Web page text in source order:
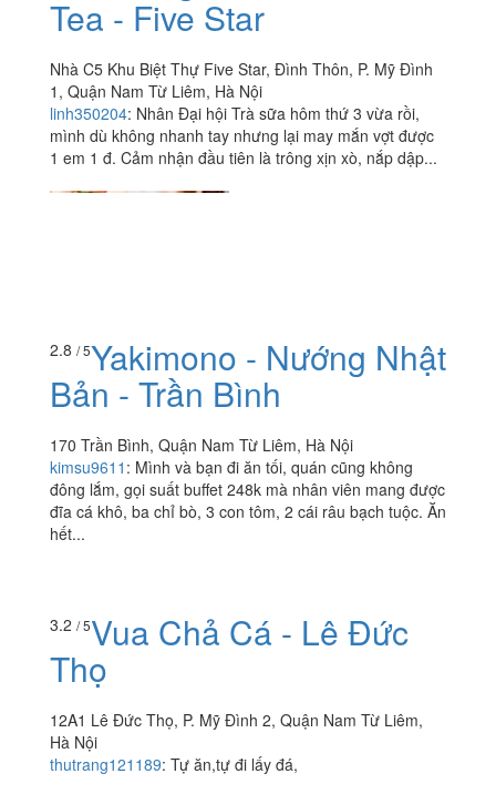
Tea - Five Star
Nhà C5 Khu Biệt Thự Five Star, Đình Thôn, P. Mỹ Đình
1, Quận Nam Từ Liêm, Hà Nội
linh350204: Nhân Đại hội Trà sữa hôm thứ 3 vừa rồi,
mình dù không nhanh tay nhưng lại may mắn vợt được
1 em 1 đ. Cảm nhận đầu tiên là trông xịn xò, nắp dập...
2.8 / 5Yakimono - Nướng Nhật
Bản - Trần Bình
170 Trần Bình, Quận Nam Từ Liêm, Hà Nội
kimsu9611 : Mình và bạn đi ăn tối, quán cũng không
đông lắm, gọi suất buffet 248k mà nhân viên mang được
đĩa cá khô, ba chỉ bò, 3 con tôm, 2 cái râu bạch tuộc. Ăn
hết...
3.2/ 5 Vua Chả Cá - Lê Đức
Thọ